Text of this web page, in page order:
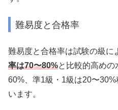
難易度と合格率
難易度と合格率は試験の級に
率は70〜80%と比較的高め
60%、準1級・1級は20〜
います。